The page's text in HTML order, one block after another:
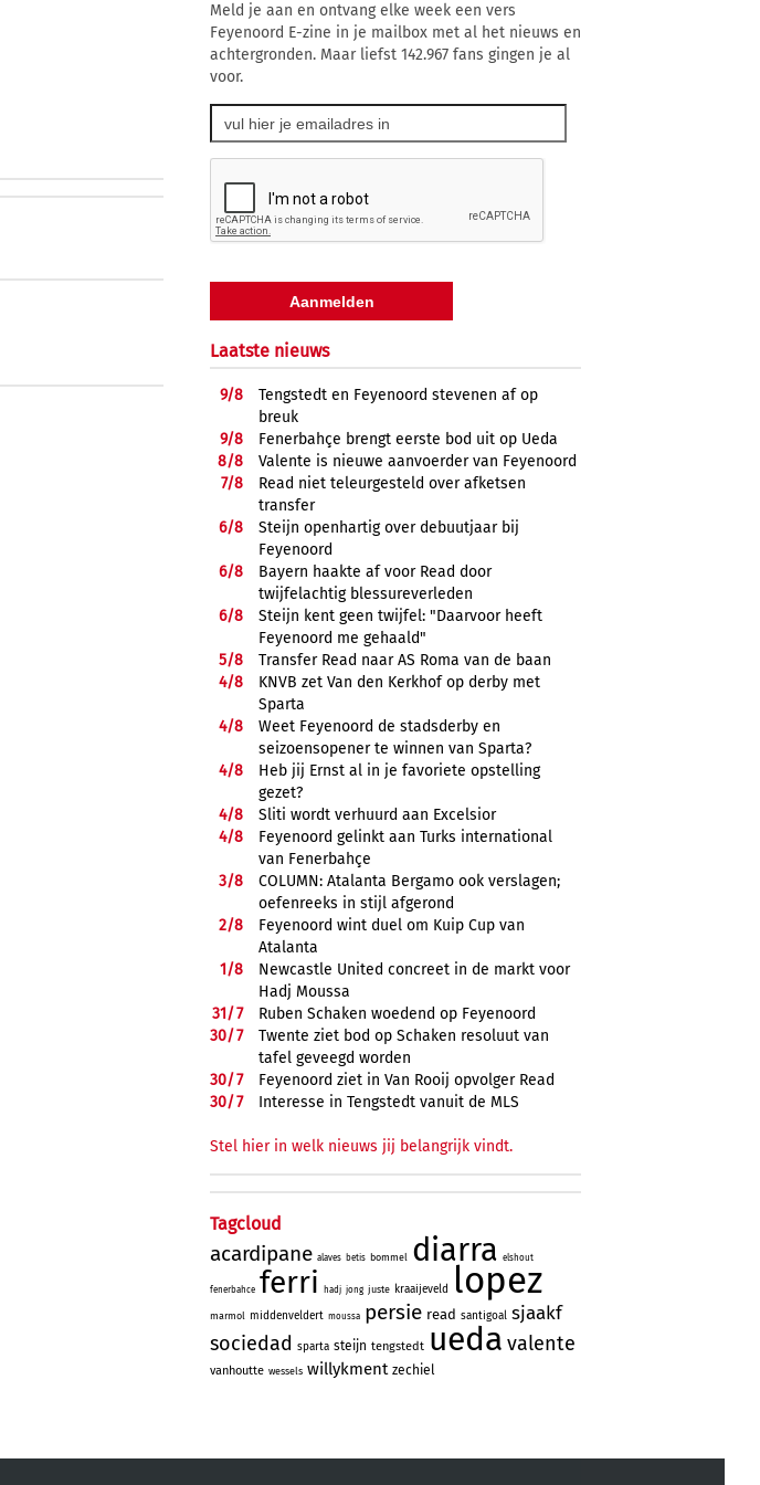
Meld je aan en ontvang elke week een vers
Feyenoord E-zine in je mailbox met al het nieuws en
achtergronden. Maar liefst 142.967 fans gingen je al
voor.
Laatste nieuws
9/8
Tengstedt en Feyenoord stevenen af op
breuk
9/8
Fenerbahçe brengt eerste bod uit op Ueda
8/8
Valente is nieuwe aanvoerder van Feyenoord
7/8
Read niet teleurgesteld over afketsen
transfer
6/8
Steijn openhartig over debuutjaar bij
Feyenoord
6/8
Bayern haakte af voor Read door
twijfelachtig blessureverleden
6/8
Steijn kent geen twijfel: "Daarvoor heeft
Feyenoord me gehaald"
5/8
Transfer Read naar AS Roma van de baan
4/8
KNVB zet Van den Kerkhof op derby met
Sparta
4/8
Weet Feyenoord de stadsderby en
seizoensopener te winnen van Sparta?
4/8
Heb jij Ernst al in je favoriete opstelling
gezet?
4/8
Sliti wordt verhuurd aan Excelsior
4/8
Feyenoord gelinkt aan Turks international
van Fenerbahçe
3/8
COLUMN: Atalanta Bergamo ook verslagen;
oefenreeks in stijl afgerond
2/8
Feyenoord wint duel om Kuip Cup van
Atalanta
1/8
Newcastle United concreet in de markt voor
Hadj Moussa
31/7
Ruben Schaken woedend op Feyenoord
30/7
Twente ziet bod op Schaken resoluut van
tafel geveegd worden
30/7
Feyenoord ziet in Van Rooij opvolger Read
30/7 Interesse in Tengstedt vanuit de MLS
Stel hier in welk nieuws jij belangrijk vindt.
Tagcloud
acardipane alaves betis bommel diarra elshout
fenerbahce ferri hadj jong juste kraaijeveld lopez
marmol middenveldert moussa persie read santigoal sjaakf
sociedad sparta steijn tengstedt ueda valente
vanhoutte wessels willykment zechiel